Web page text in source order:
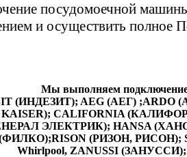
посудомоечной
и осуществить
Мы выполняем
(ИНДЕЗИТ); AEG (АЕГ)
CALIFORNIA
ЭЛЕКТРИК); HANSA
(ФИЛКО);RISON (РИЗОН,
Whirlpool, ZANUSSI